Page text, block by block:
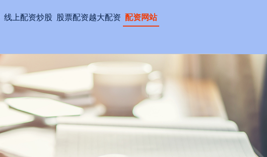
线上配资炒股 股票配资越大配资 配资网站